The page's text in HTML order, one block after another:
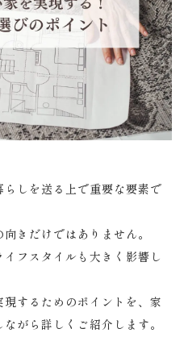
しを送る上で重要な要素で
きだけではありません。
フスタイルも大きく影響し
するためのポイントを、家
がら詳しくご紹介します。